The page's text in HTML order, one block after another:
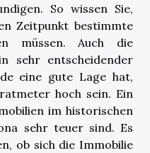
So wissen Sie,
Zeitpunkt bestimmte
müssen. Auch die
sehr entscheidender
eine gute Lage hat,
hoch sein. Ein
im historischen
sehr teuer sind. Es
ob sich die Immobilie